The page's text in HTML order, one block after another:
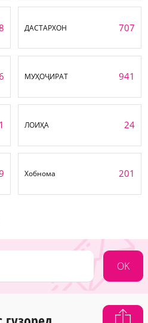
ДАСТАРХОН 707
МУҲОҶИРАТ 941
ЛОИҲА 24
Хобнома 201
OK